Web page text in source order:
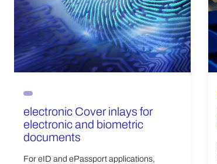
electronic Cover inlays for
electronic and biometric
documents
For eID and ePassport applications,